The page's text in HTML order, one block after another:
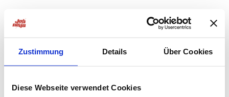
Zustimmung Details Über Cookies
Diese Webseite verwendet Cookies